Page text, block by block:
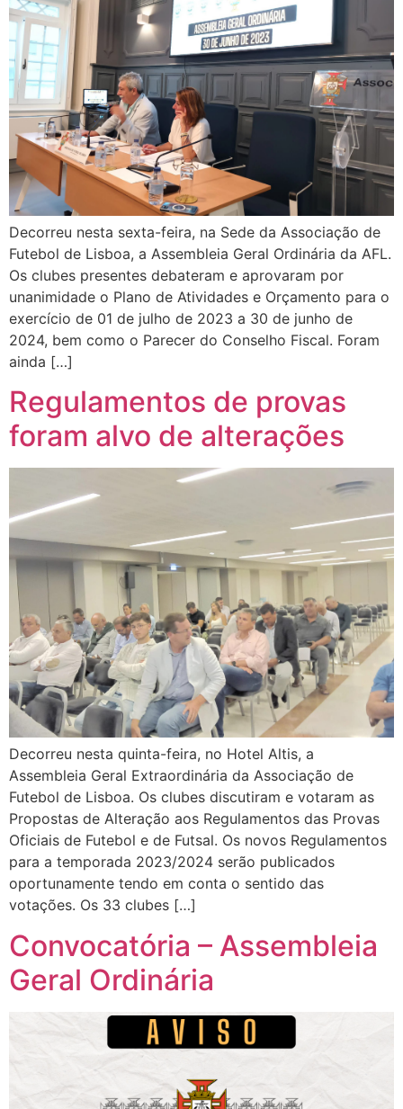
Decorreu nesta sexta-feira, na Sede da Associação de
Futebol de Lisboa, a Assembleia Geral Ordinária da AFL.
Os clubes presentes debateram e aprovaram por
unanimidade o Plano de Atividades e Orçamento para o
exercício de 01 de julho de 2023 a 30 de junho de
2024, bem como o Parecer do Conselho Fiscal. Foram
ainda […]
Regulamentos de provas
foram alvo de alterações
Decorreu nesta quinta-feira, no Hotel Altis, a
Assembleia Geral Extraordinária da Associação de
Futebol de Lisboa. Os clubes discutiram e votaram as
Propostas de Alteração aos Regulamentos das Provas
Oficiais de Futebol e de Futsal. Os novos Regulamentos
para a temporada 2023/2024 serão publicados
oportunamente tendo em conta o sentido das
votações. Os 33 clubes […]
Convocatória – Assembleia
Geral Ordinária